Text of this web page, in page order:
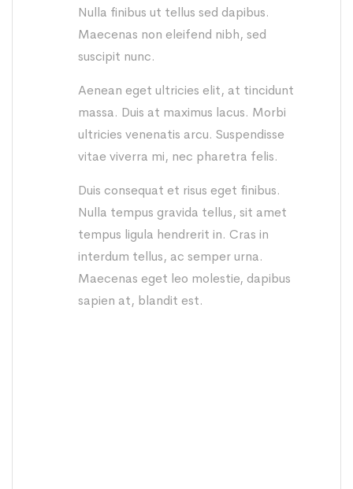
Nulla finibus ut tellus sed dapibus.
Maecenas non eleifend nibh, sed
suscipit nunc.
Aenean eget ultricies elit, at tincidunt
massa. Duis at maximus lacus. Morbi
ultricies venenatis arcu. Suspendisse
vitae viverra mi, nec pharetra felis.
Duis consequat et risus eget finibus.
Nulla tempus gravida tellus, sit amet
tempus ligula hendrerit in. Cras in
interdum tellus, ac semper urna.
Maecenas eget leo molestie, dapibus
sapien at, blandit est.